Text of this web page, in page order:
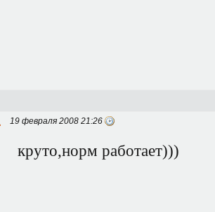
19 февраля 2008 21:26
круто,норм работает)))